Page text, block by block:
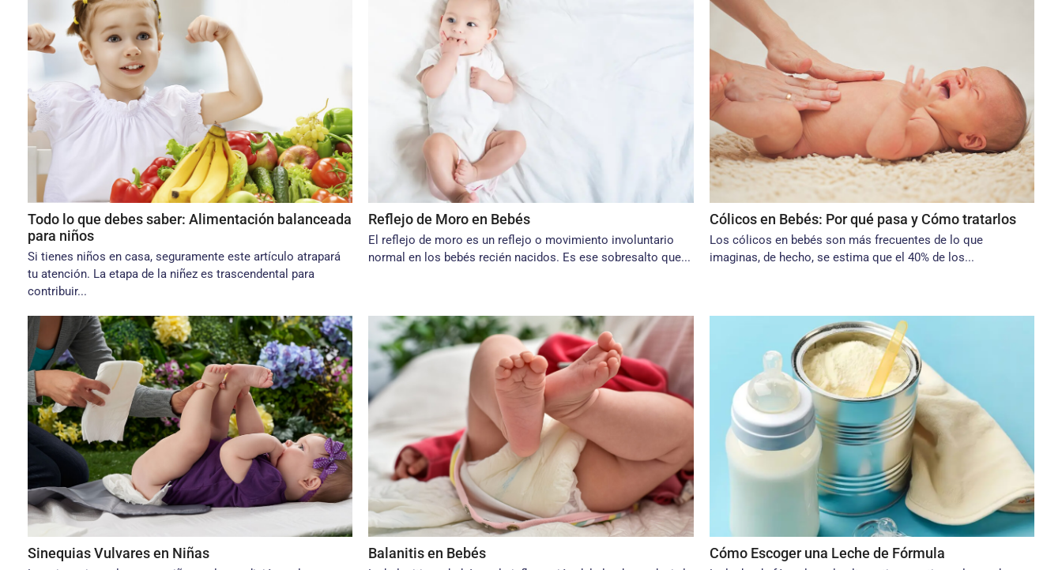
Todo lo que debes saber: Alimentación balanceada
para niños
Si tienes niños en casa, seguramente este artículo atrapará
tu atención. La etapa de la niñez es trascendental para
contribuir...
Reflejo de Moro en Bebés
El reflejo de moro es un reflejo o movimiento involuntario
normal en los bebés recién nacidos. Es ese sobresalto que...
Cólicos en Bebés: Por qué pasa y Cómo tratarlos
Los cólicos en bebés son más frecuentes de lo que
imaginas, de hecho, se estima que el 40% de los...
Sinequias Vulvares en Niñas Balanitis en Bebés Cómo Escoger una Leche de Fórmula